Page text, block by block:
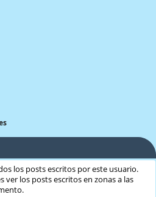
los posts escritos por este usuario.
ver los posts escritos en zonas a las